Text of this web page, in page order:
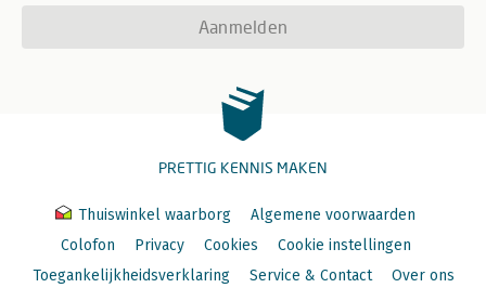
Aanmelden
PRETTIG KENNIS MAKEN
Thuiswinkel waarborg
Algemene voorwaarden
Colofon
Privacy Cookies
Cookie instellingen
Toegankelijkheidsverklaring
Service & Contact Over ons